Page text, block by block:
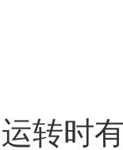
时有